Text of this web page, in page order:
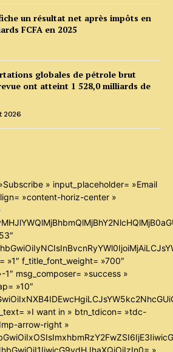
un résultat net après impôts en
FCFA en 2025
globales de pétrole brut
ont atteint 1 528,0 milliards de
2026
» input_placeholder= »Email
»content-horiz-center »
»1″ f_title_font_weight= »700″
1″ msg_composer= »success »
»10″
»I want in » btn_tdicon= »tdc-
arrow-right »
»